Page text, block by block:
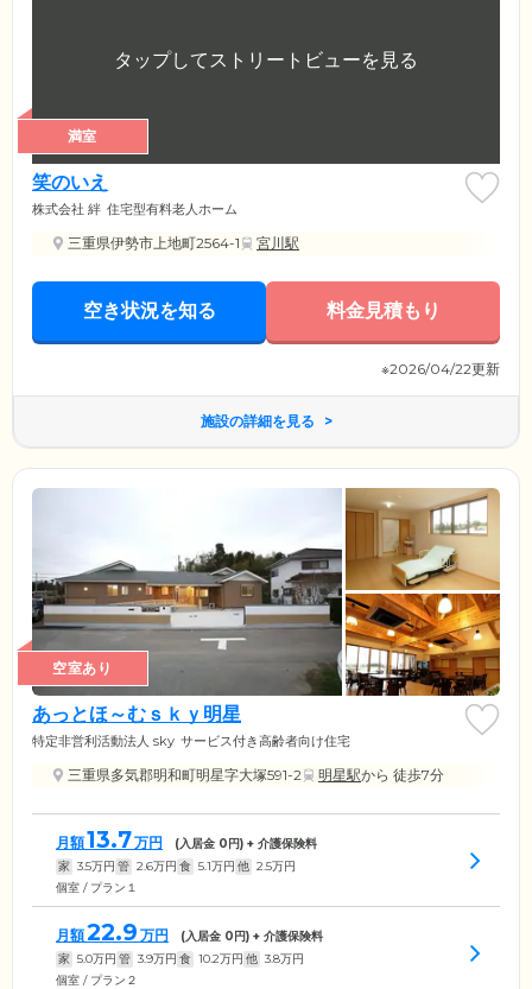
満室
笑のいえ
株式会社 絆 住宅型有料老人ホーム
三重県伊勢市上地町2564-1 宮川駅
空き状況を知る 料金見積もり
※2026/04/22更新
施設の詳細を見る
空室あり
あっとほ～むｓｋｙ明星
特定非営利活動法人 sky サービス付き高齢者向け住宅
三重県多気郡明和町明星字大塚591-2 明星駅から 徒歩7分
月額13.7万円 (入居金 0円) + 介護保険料
家 3.5万円 管 2.6万円 食 5.1万円 他 2.5万円
個室 / プラン１
月額22.9 万円 (入居金 0円) + 介護保険料
家 5.0万円 管 3.9万円 食 10.2万円 他 3.8万円
個室 / プラン２